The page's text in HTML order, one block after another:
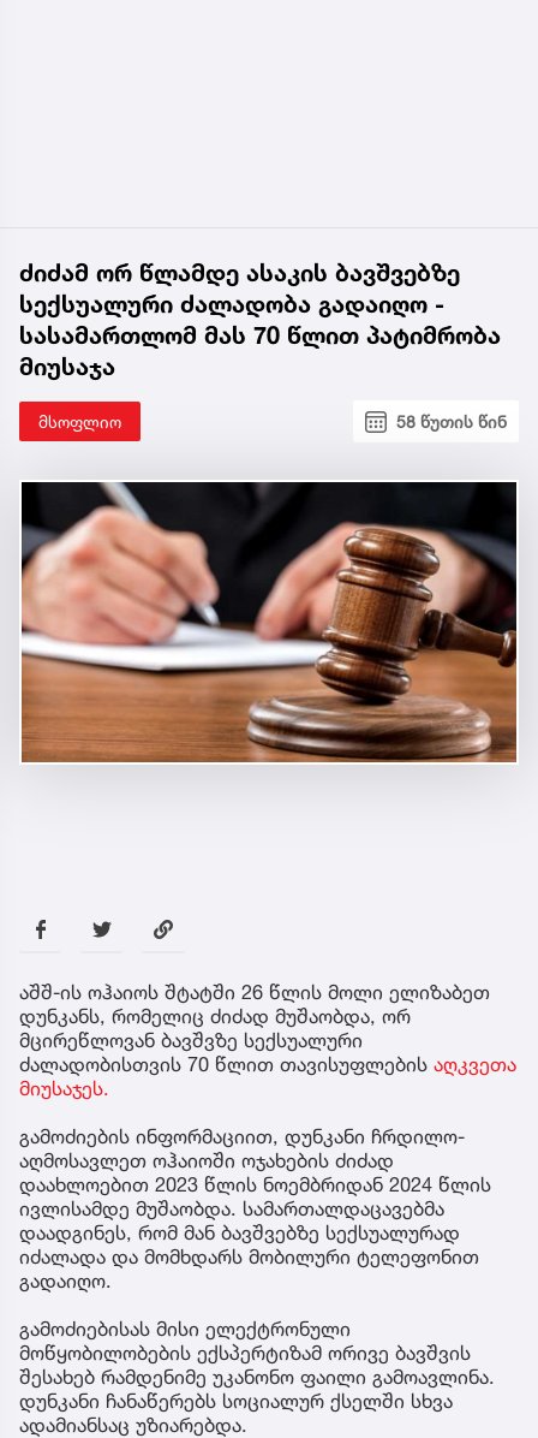
ძიძამ ორ წლამდე ასაკის ბავშვებზე
სექსუალური ძალადობა გადაიღო -
სასამართლომ მას 70 წლით პატიმრობა
მიუსაჯა
მსოფლიო 58 წუთის წინ
აშშ-ის ოჰაიოს შტატში 26 წლის მოლი ელიზაბეთ
დუნკანს, რომელიც ძიძად მუშაობდა, ორ
მცირეწლოვან ბავშვზე სექსუალური
ძალადობისთვის 70 წლით თავისუფლების აღკვეთა
მიუსაჯეს.
გამოძიების ინფორმაციით, დუნკანი ჩრდილო-
აღმოსავლეთ ოჰაიოში ოჯახების ძიძად
დაახლოებით 2023 წლის ნოემბრიდან 2024 წლის
ივლისამდე მუშაობდა. სამართალდაცავებმა
დაადგინეს, რომ მან ბავშვებზე სექსუალურად
იძალადა და მომხდარს მობილური ტელეფონით
გადაიღო.
გამოძიებისას მისი ელექტრონული
მოწყობილობების ექსპერტიზამ ორივე ბავშვის
შესახებ რამდენიმე უკანონო ფაილი გამოავლინა.
დუნკანი ჩანაწერებს სოციალურ ქსელში სხვა
ადამიანსაც უზიარებდა.